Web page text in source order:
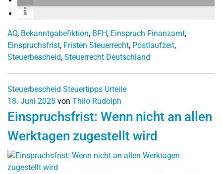
AO, Bekanntgabefiktion, BFH, Einspruch Finanzamt,
Einspruchsfrist, Fristen Steuerrecht, Postlaufzeit,
Steuerbescheid, Steuerrecht Deutschland
Steuerbescheid Steuertipps Urteile
18. Juni 2025 von Thilo Rudolph
Einspruchsfrist: Wenn nicht an allen
Werktagen zugestellt wird